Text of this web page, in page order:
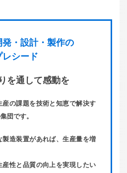
発・ 設計・ 製作の
レシード
を通して感動を
産の課題を技術と知恵で解決す
団です。
製造装置があれば、生産量を増
産性と品質の向上を実現したい